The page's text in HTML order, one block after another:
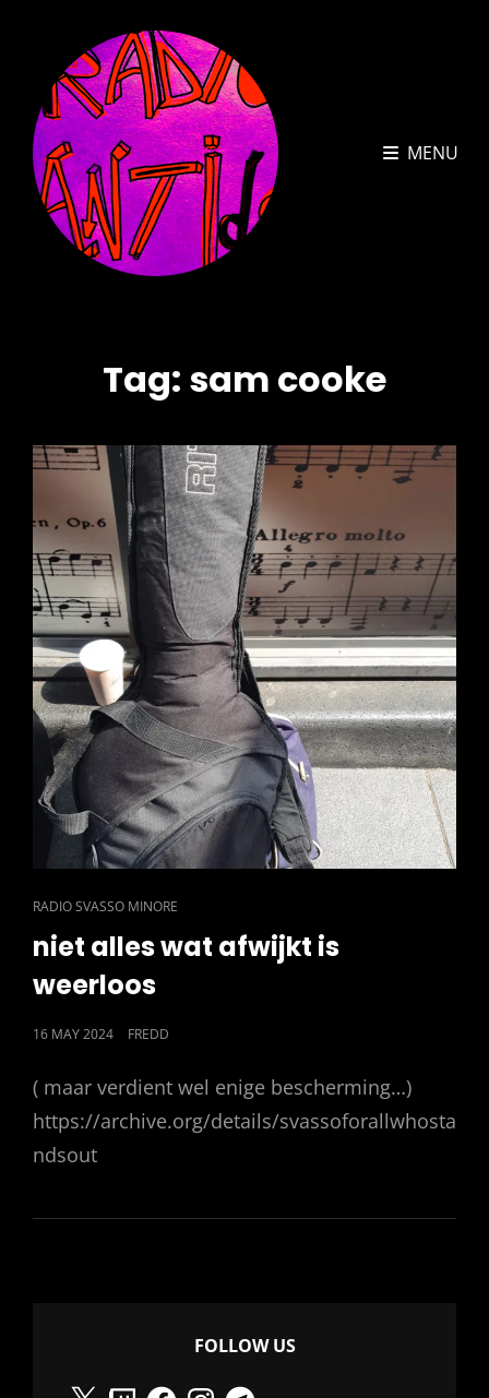
MENU
Tag: sam cooke
CAT
LINKS
RADIO SVASSO MINORE
niet alles wat afwijkt is
weerloos
POSTED
16 MAY 2024 FREDD
( maar verdient wel enige bescherming…)
https://archive.org/details/svassoforallwhosta
ndsout
FOLLOW US